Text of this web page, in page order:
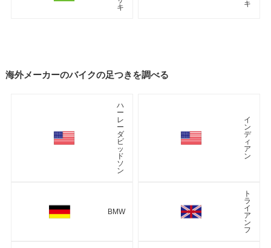
キ
キ
海外メーカーのバイクの足つきを調べる
ハ
ー
レ
ー
ダ
ビ
ッ
ド
ソ
ン
イ
ン
デ
ィ
ア
ン
BMW
ト
ラ
イ
ア
ン
フ